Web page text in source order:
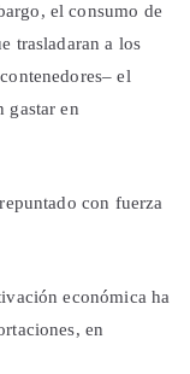
el consumo de
trasladaran a los
el
gastar en
con fuerza
económica ha
en